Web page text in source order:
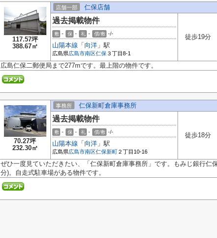
117.57坪
388.67㎡
店舗一部 仁保店舗
過去掲載物件
敷 - 保 - 礼 - 償/敷 -/-
山陽本線 「 向洋 」駅
広島県広島市南区仁保３丁目8-1
徒歩19分
広島仁保二郵便局まで277mです。最上階の物件です。
70.27坪
232.30㎡
事務所 仁保新町倉庫事務所
過去掲載物件
敷 - 保 - 礼 - 償/敷 -/-
山陽本線 「 向洋 」駅
広島県広島市南区仁保新町 ２丁目10-16
徒歩18分
ぜひ一度見ていただきたい、「仁保新町倉庫事務所」です。もみじ銀行仁
分)。自走式駐車場がある物件です。